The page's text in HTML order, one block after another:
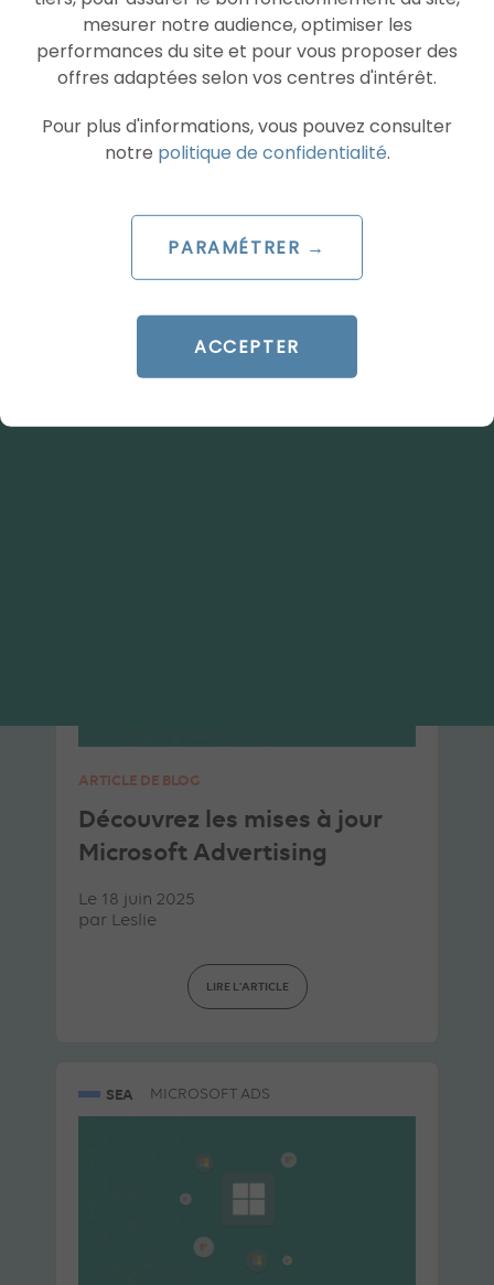
Microsoft Ads : La fin de la
boîte noire pour le reporting
LIRE L'ARTICLE
ARTICLE DE BLOG
Découvrez les mises à jour
Microsoft Advertising
Le 18 juin 2025
par Leslie
LIRE L'ARTICLE
SEA MICROSOFT ADS
mesurer notre audience, optimiser les
performances du site et pour vous proposer des
offres adaptées selon vos centres d'intérêt.
Pour plus d'informations, vous pouvez consulter
notre politique de confidentialité.
PARAMÉTRER →
ACCEPTER